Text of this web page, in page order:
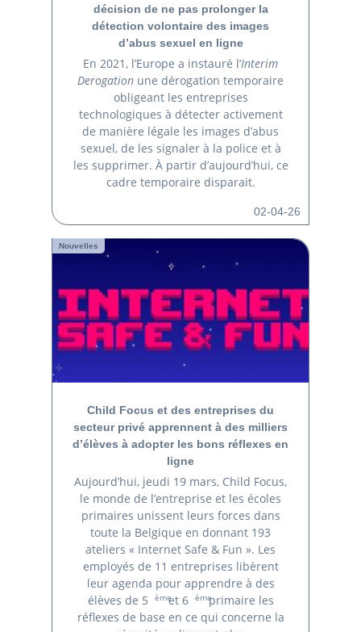
décision de ne pas prolonger la
détection volontaire des images
d’abus sexuel en ligne
En 2021, l’Europe a instauré l’Interim
Derogation une dérogation temporaire
obligeant les entreprises
technologiques à détecter activement
de manière légale les images d’abus
sexuel, de les signaler à la police et à
les supprimer. À partir d’aujourd’hui, ce
cadre temporaire disparait.
02-04-26
Nouvelles
Child Focus et des entreprises du
secteur privé apprennent à des milliers
d’élèves à adopter les bons réflexes en
ligne
Aujourd’hui, jeudi 19 mars, Child Focus,
le monde de l’entreprise et les écoles
primaires unissent leurs forces dans
toute la Belgique en donnant 193
ateliers « Internet Safe & Fun ». Les
employés de 11 entreprises libèrent
leur agenda pour apprendre à des
élèves de 5
èmeet 6 èmeprimaire les
réflexes de base en ce qui concerne la